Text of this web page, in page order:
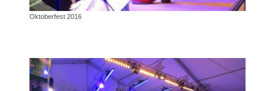
Oktoberfest 2016